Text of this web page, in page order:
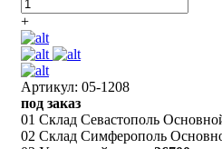
+
Артикул: 05-1208
под заказ
01 Склад Севастополь
02 Склад Симферополь